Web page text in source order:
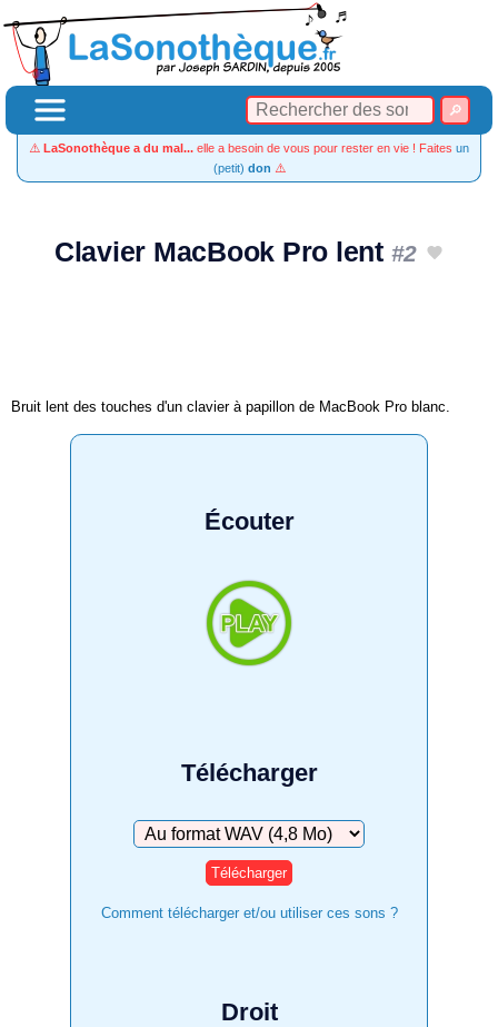
⚠️ LaSonothèque a du mal... elle a besoin de vous pour rester en vie ! Faites un
(petit) don ⚠️
Clavier MacBook Pro lent #2
Bruit lent des touches d'un clavier à papillon de MacBook Pro blanc.
Écouter
Télécharger
Télécharger
Comment télécharger et/ou utiliser ces sons ?
Droit